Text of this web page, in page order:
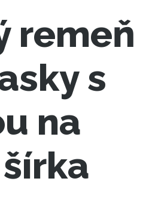
remeň
s
na